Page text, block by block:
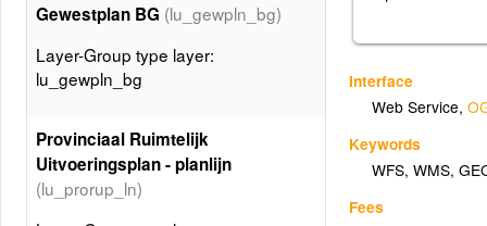
Interface
Web Service,
Keywords
WFS,WMS,
Fees
Gewestplan BG (lu_gewpln_bg)
Layer-Group type layer:
lu_gewpln_bg
Provinciaal Ruimtelijk
Uitvoeringsplan - planlijn
(lu_prorup_ln)